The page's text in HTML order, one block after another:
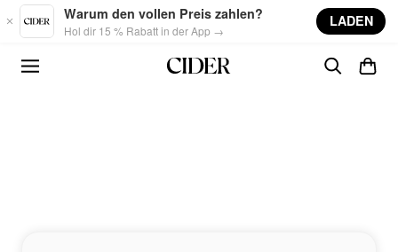
Skip to main content
Warum den vollen Preis zahlen?
Hol dir 15 % Rabatt in der App →
LADEN